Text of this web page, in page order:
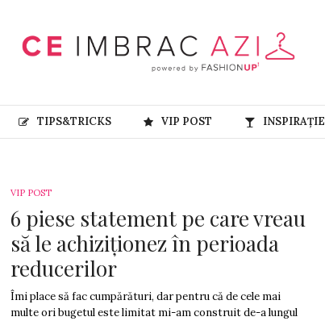
TIPS&TRICKS VIP POST INSPIRAȚIE
VIP POST
6 piese statement pe care vreau
să le achiziționez în perioada
reducerilor
Îmi place să fac cumpărături, dar pentru că de cele mai
multe ori bugetul este limitat mi-am construit de-a lungul